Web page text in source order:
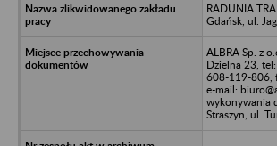
RADUNIA
Gdańsk, ul.
ALBRA Sp. z
Dzielna 23,
608-119-806,
e-mail:
wykonywania
Straszyn, ul.